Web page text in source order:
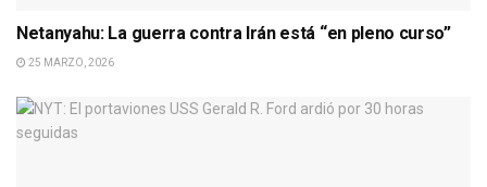
Netanyahu: La guerra contra Irán está “en pleno curso”
25 MARZO, 2026